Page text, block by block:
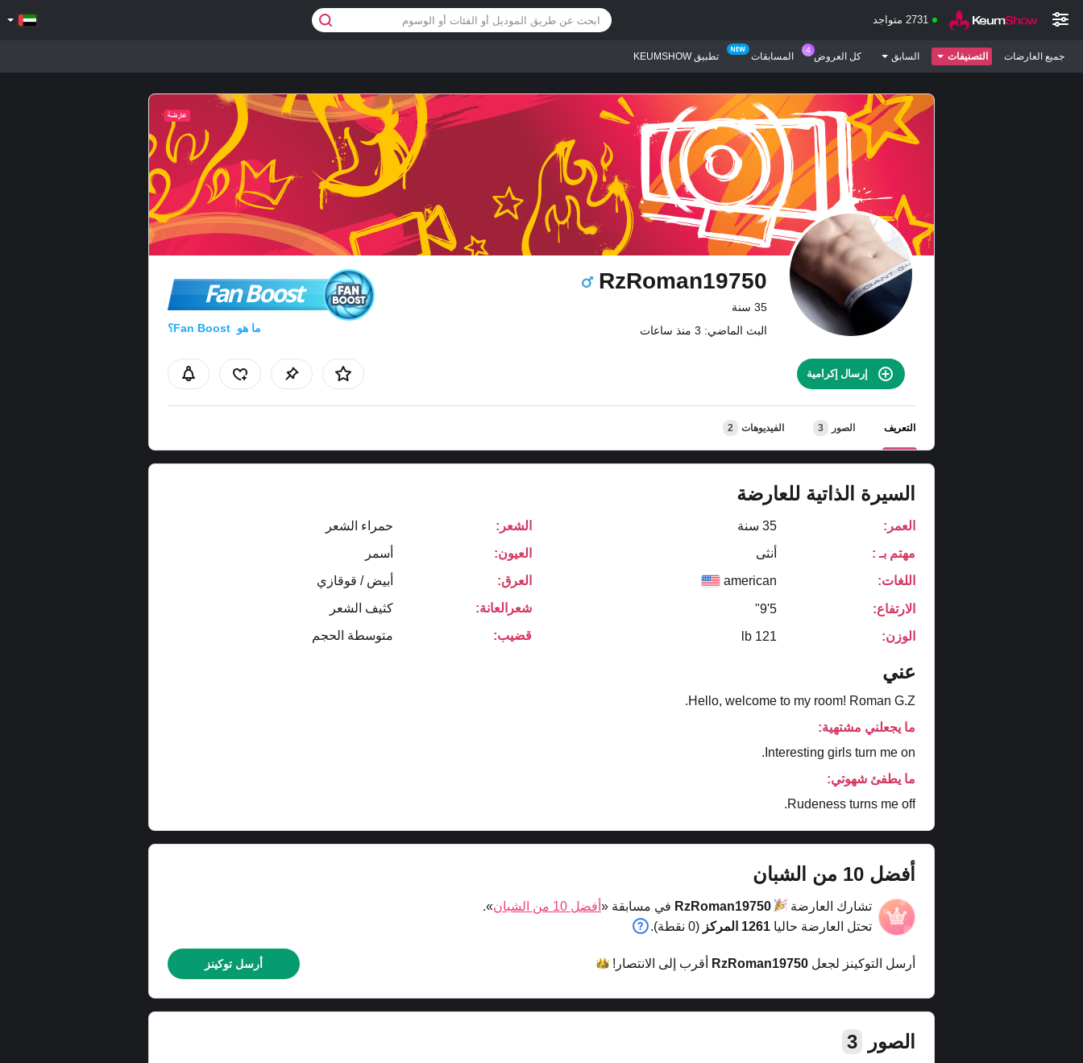
2731 متواجد
جميع العارضات التصنيفات السابق كل العروض المسابقات تطبيق KEUMSHOW
RzRoman19750
35 سنة
البث الماضي: 3 منذ ساعات
Fan Boost
ما هو Fan Boost؟
إرسال إكرامية
التعريف الصور 3 الفيديوهات 2
السيرة الذاتية للعارضة
العمر:
35 سنة
مهتم بـ :
أنثى
اللغات:
american
الارتفاع:
5'9"
الوزن:
121 lb
الشعر:
حمراء الشعر
العيون:
أسمر
العرق:
أبيض / قوقازي
شعرالعانة:
كثيف الشعر
قضيب:
متوسطة الحجم
عني
Hello, welcome to my room! Roman G.Z.
ما يجعلني مشتهية:
Interesting girls turn me on.
ما يطفئ شهوتي:
Rudeness turns me off.
أفضل 10 من الشبان
تشارك العارضة RzRoman19750 في مسابقة « أفضل 10 من الشبان
».
تحتل العارضة حاليا 1261 المركز (0 نقطة).
أرسل التوكينز لجعل RzRoman19750 أقرب إلى الانتصار! أرسل توكينز
الصور 3